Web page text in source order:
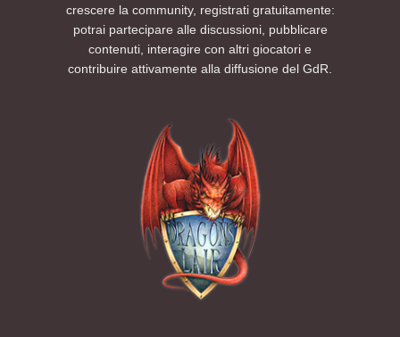
crescere la community, registrati gratuitamente:
potrai partecipare alle discussioni, pubblicare
contenuti, interagire con altri giocatori e
contribuire attivamente alla diffusione del GdR.